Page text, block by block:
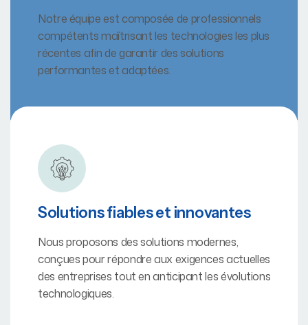
Notre équipe est composée de professionnels
compétents maîtrisant les technologies les plus
récentes afin de garantir des solutions
performantes et adaptées.
Solutions fiables et innovantes
Nous proposons des solutions modernes,
conçues pour répondre aux exigences actuelles
des entreprises tout en anticipant les évolutions
technologiques.